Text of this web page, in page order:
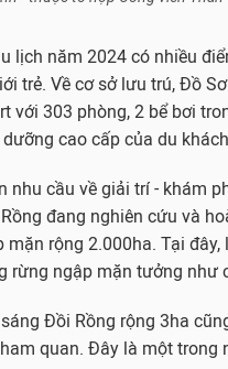
lịch năm 2024 có nhiều
trẻ. Về cơ sở lưu trú, Đồ
với 303 phòng, 2 bể bơi
cao cấp của du
nhu cầu về giải trí - khám
đang nghiên cứu và
rộng 2.000ha. Tại
rừng ngập mặn tưởng như
Đồi Rồng rộng 3ha
quan. Đây là một trong